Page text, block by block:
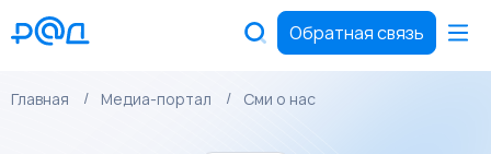
Обратная связь
Главная Медиа-портал Сми о нас